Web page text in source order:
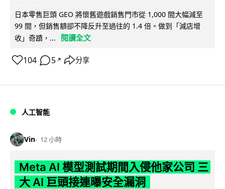
日本零售巨頭 GEO 將懷舊遊戲銷售門市從 1,000 間大幅減至
99 間，但銷售額卻不降反升至過往的 1.4 倍。做到「減店增
收」奇蹟，...
閱讀全文
104 5 ↗ 分享
人工智能
Vin 12 小時
Meta AI 模型測試期間入侵他家公司 三
大 AI 巨頭接連曝安全漏洞